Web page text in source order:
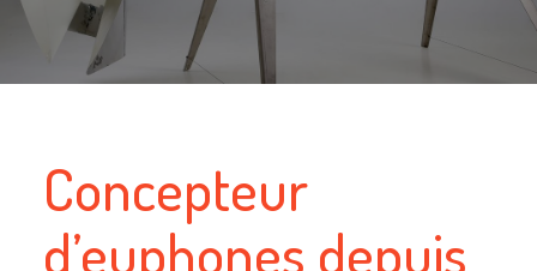
Concepteur
d’euphones depuis